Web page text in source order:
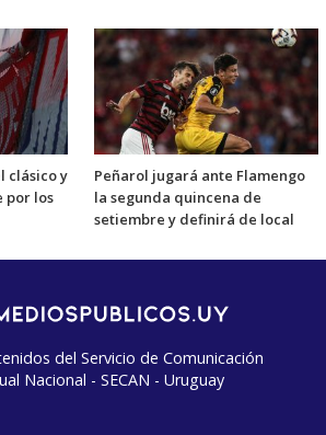
clásico y
por los
Peñarol jugará ante Flamengo
la segunda quincena de
setiembre y definirá de local
del Servicio de Comunicación
Nacional - SECAN - Uruguay